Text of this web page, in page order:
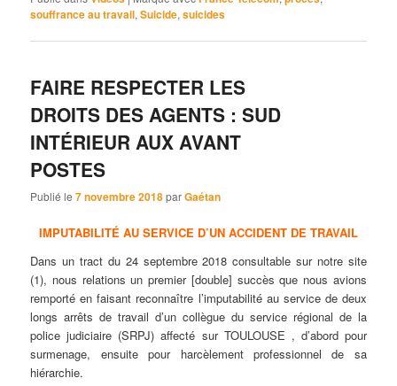
souffrance au travail,Suicide,suicides
FAIRE RESPECTER LES
DROITS DES AGENTS : SUD
INTÉRIEUR AUX AVANT
POSTES
Publié le7 novembre 2018parGaétan
IMPUTABILITÉ AU SERVICE D’UN ACCIDENT DE TRAVAIL
Dans un tract du 24 septembre 2018 consultable sur notre site
(1), nous relations un premier [double] succès que nous avions
remporté en faisant reconnaître l’imputabilité au service de deux
longs arrêts de travail d’un collègue du service régional de la
police judiciaire (SRPJ) affecté sur TOULOUSE , d’abord pour
surmenage, ensuite pour harcèlement professionnel de sa
hiérarchie.